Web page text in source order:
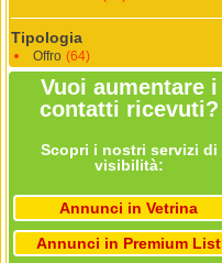
Tipologia
Offro (64)
Vuoi aumentare i
contatti ricevuti?
Scopri i nostri servizi di
visibilità:
Annunci in Vetrina
Annunci in Premium List